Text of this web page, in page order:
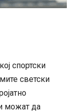
спортски
светски
можат да